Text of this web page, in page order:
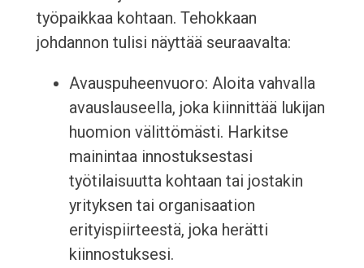
työpaikkaa kohtaan. Tehokkaan
johdannon tulisi näyttää seuraavalta:
Avauspuheenvuoro: Aloita vahvalla
avauslauseella, joka kiinnittää lukijan
huomion välittömästi. Harkitse
mainintaa innostuksestasi
työtilaisuutta kohtaan tai jostakin
yrityksen tai organisaation
erityispiirteestä, joka herätti
kiinnostuksesi.